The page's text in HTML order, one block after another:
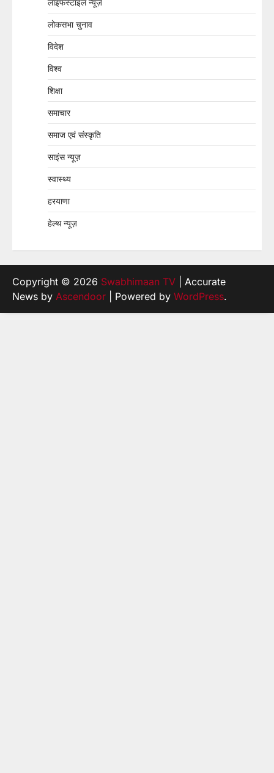
लाइफस्टाइल न्यूज़
लोकसभा चुनाव
विदेश
विश्व
शिक्षा
समाचार
समाज एवं संस्कृति
साइंस न्यूज़
स्वास्थ्य
हरयाणा
हेल्थ न्यूज़
Copyright © 2026 Swabhimaan TV | Accurate
News by Ascendoor | Powered by WordPress.